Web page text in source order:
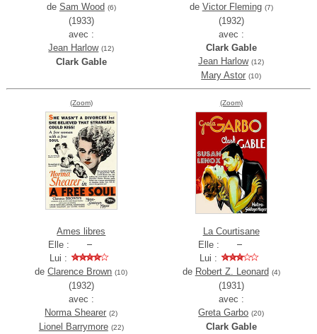
de Sam Wood (6)
(1933)
avec :
Jean Harlow (12)
Clark Gable
de Victor Fleming (7)
(1932)
avec :
Clark Gable
Jean Harlow (12)
Mary Astor (10)
(Zoom)
Ames libres
Elle :
Lui :
deClarence Brown (10)
(1932)
avec :
Norma Shearer (2)
Lionel Barrymore (22)
(Zoom)
La Courtisane
Elle :
Lui :
de Robert Z. Leonard (4)
(1931)
avec :
Greta Garbo (20)
Clark Gable